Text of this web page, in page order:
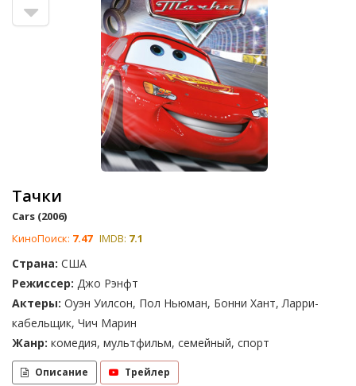
Тачки
Cars (2006)
КиноПоиск: 7.47 IMDB: 7.1
Страна: США
Режиссер: Джо Рэнфт
Актеры: Оуэн Уилсон, Пол Ньюман, Бонни Хант, Ларри-
кабельщик, Чич Марин
Жанр: комедия, мультфильм, семейный, спорт
Описание Трейлер